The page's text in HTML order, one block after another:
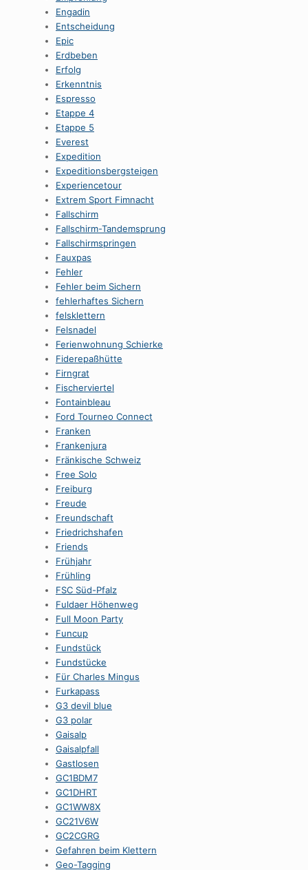
Engadin
Entscheidung
Epic
Erdbeben
Erfolg
Erkenntnis
Espresso
Etappe 4
Etappe 5
Everest
Expedition
Expeditionsbergsteigen
Experiencetour
Extrem Sport Fimnacht
Fallschirm
Fallschirm-Tandemsprung
Fallschirmspringen
Fauxpas
Fehler
Fehler beim Sichern
fehlerhaftes Sichern
felsklettern
Felsnadel
Ferienwohnung Schierke
Fiderepaßhütte
Firngrat
Fischerviertel
Fontainbleau
Ford Tourneo Connect
Franken
Frankenjura
Fränkische Schweiz
Free Solo
Freiburg
Freude
Freundschaft
Friedrichshafen
Friends
Frühjahr
Frühling
FSC Süd-Pfalz
Fuldaer Höhenweg
Full Moon Party
Funcup
Fundstück
Fundstücke
Für Charles Mingus
Furkapass
G3 devil blue
G3 polar
Gaisalp
Gaisalpfall
Gastlosen
GC1BDM7
GC1DHRT
GC1WW8X
GC21V6W
GC2CGRG
Gefahren beim Klettern
Geo-Tagging